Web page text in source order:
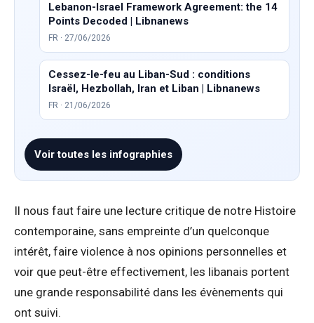
Lebanon-Israel Framework Agreement: the 14
Points Decoded | Libnanews
FR · 27/06/2026
Cessez-le-feu au Liban-Sud : conditions
Israël, Hezbollah, Iran et Liban | Libnanews
FR · 21/06/2026
Voir toutes les infographies
Il nous faut faire une lecture critique de notre Histoire
contemporaine, sans empreinte d’un quelconque
intérêt, faire violence à nos opinions personnelles et
voir que peut-être effectivement, les libanais portent
une grande responsabilité dans les évènements qui
ont suivi.